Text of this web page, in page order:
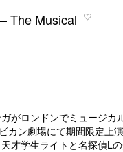
The Musical
がロンドンでミュージカ
カン劇場にて期間限定上
才学生ライトと名探偵L